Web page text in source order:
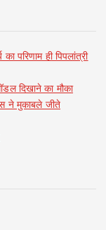
परिणाम ही पिपलांत्री
दिखाने का मौका
ने मुकाबले जीते